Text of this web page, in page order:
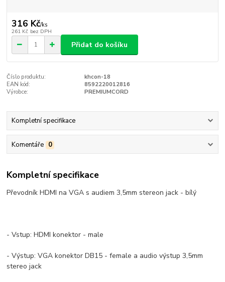
316 Kč/ks
261 Kč bez DPH
Přidat do košíku
Číslo produktu:
khcon-18
EAN kód:
8592220012816
Výrobce:
PREMIUMCORD
Kompletní specifikace
Komentáře 0
Kompletní specifikace
Převodník HDMI na VGA s audiem 3,5mm stereon jack - bílý
- Vstup: HDMI konektor - male
- Výstup: VGA konektor DB15 - female a audio výstup 3,5mm
stereo jack